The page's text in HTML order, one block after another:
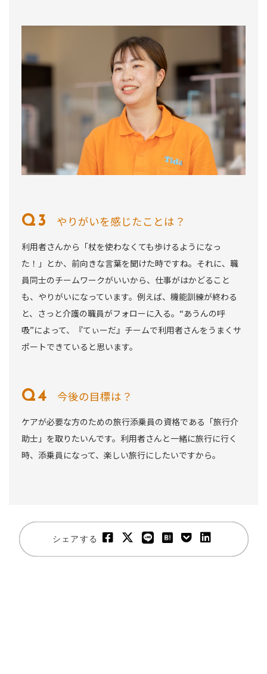
やりがいを感じたことは？
利用者さんから「杖を使わなくても歩けるようになっ
た！」とか、前向きな言葉を聞けた時ですね。それに、職
員同士のチームワークがいいから、仕事がはかどること
も、やりがいになっています。例えば、機能訓練が終わる
と、さっと介護の職員がフォローに入る。“あうんの呼
吸”によって、『てぃーだ』チームで利用者さんをうまくサ
ポートできていると思います。
今後の目標は？
ケアが必要な方のための旅行添乗員の資格である「旅行介
助士」を取りたいんです。利用者さんと一緒に旅行に行く
時、添乗員になって、楽しい旅行にしたいですから。
シェアする